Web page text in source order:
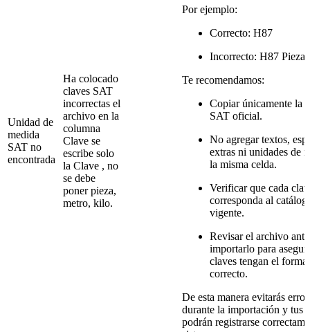
Unidad de
medida
SAT no
encontrada
Ha colocado
claves SAT
incorrectas el
archivo en la
columna
Clave se
escribe solo
la Clave , no
se debe
poner pieza,
metro, kilo.
Por ejemplo:
Correcto: H87
Incorrecto: H87 Pieza,
Te recomendamos:
Copiar únicamente la
SAT oficial.
No agregar textos,
extras ni unidades de
la misma celda.
Verificar que cada
corresponda al
vigente.
Revisar el archivo
importarlo para
claves tengan el
correcto.
De esta manera evitarás
durante la importación y tus
podrán registrarse